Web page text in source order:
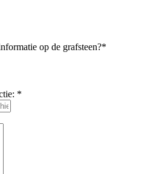
op de grafsteen?*
*